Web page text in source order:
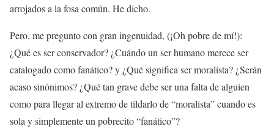
arrojados a la fosa común. He dicho.
Pero, me pregunto con gran ingenuidad, (¡Oh pobre de mí!):
¿Qué es ser conservador? ¿Cuándo un ser humano merece ser
catalogado como fanático? y ¿Qué significa ser moralista? ¿Serán
acaso sinónimos? ¿Qué tan grave debe ser una falta de alguien
como para llegar al extremo de tildarlo de “moralista” cuando es
sola y simplemente un pobrecito “fanático”?